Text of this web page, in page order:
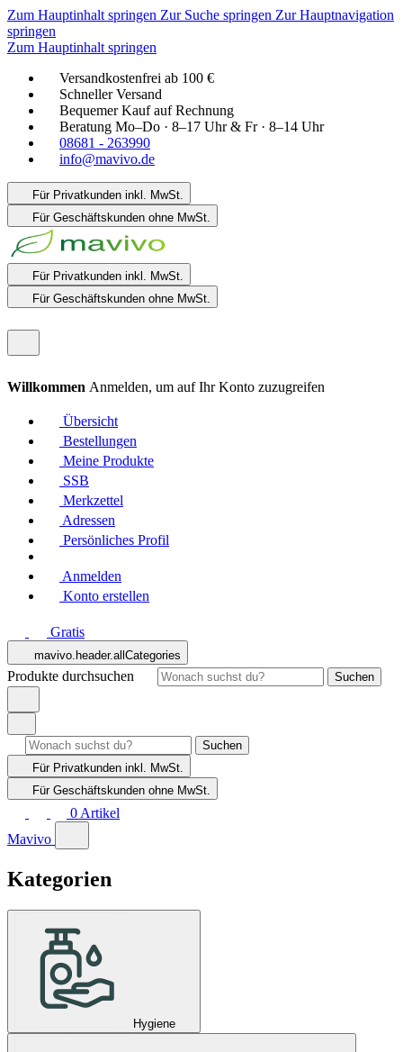
Zum Hauptinhalt springen Zur Suche springen Zur Hauptnavigation
springen
Zum Hauptinhalt springen
Versandkostenfrei ab 100 €
Schneller Versand
Bequemer Kauf auf Rechnung
Beratung Mo–Do · 8–17 Uhr & Fr · 8–14 Uhr
08681 - 263990
info@mavivo.de
Für Privatkunden inkl. MwSt.
Für Geschäftskunden ohne MwSt.
Für Privatkunden inkl. MwSt.
Für Geschäftskunden ohne MwSt.
Willkommen Anmelden, um auf Ihr Konto zuzugreifen
Übersicht
Bestellungen
Meine Produkte
SSB
Merkzettel
Adressen
Persönliches Profil
Anmelden
Konto erstellen
Gratis
mavivo.header.allCategories
Produkte durchsuchen Suchen
Suchen
Für Privatkunden inkl. MwSt.
Für Geschäftskunden ohne MwSt.
0 Artikel
Mavivo
Kategorien
Hygiene